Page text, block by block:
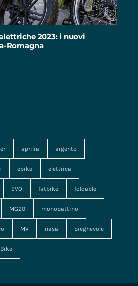
2023: i nuovi
Romagna
aprilia argento
ebike elettrica
EVO fatbike foldable
MG20 monopattino
MV nasa pieghevole